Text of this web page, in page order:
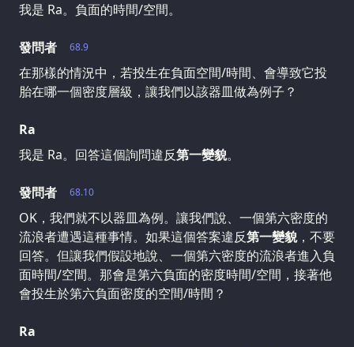
我是 Ra。負面的時間/空間。
68.9
發問者
在那樣的情況中，若投生在負面空間/時間、會導致它投
胎在哪一個密度層級，讓我們以該器皿做為例子？
Ra
我是 Ra。回答這個詢問違反第一變貌。
68.10
發問者
OK，我們就不以器皿為例。讓我們說、一個第六密度的
流浪者遭遇這種事情。如果這個答案違反第一變貌，不要
回答。但讓我們假設地說、一個第六密度的流浪者進入負
面時間/空間。那會是第六負面的密度時間/空間，接著他
會投生於第六負面密度的空間/時間？
Ra